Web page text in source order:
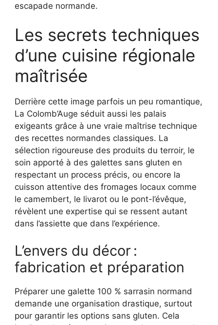
escapade normande.
Les secrets techniques
d’une cuisine régionale
maîtrisée
Derrière cette image parfois un peu romantique,
La Colomb’Auge séduit aussi les palais
exigeants grâce à une vraie maîtrise technique
des recettes normandes classiques. La
sélection rigoureuse des produits du terroir, le
soin apporté à des galettes sans gluten en
respectant un process précis, ou encore la
cuisson attentive des fromages locaux comme
le camembert, le livarot ou le pont-l’évêque,
révèlent une expertise qui se ressent autant
dans l’assiette que dans l’expérience.
L’envers du décor :
fabrication et préparation
Préparer une galette 100 % sarrasin normand
demande une organisation drastique, surtout
pour garantir les options sans gluten. Cela